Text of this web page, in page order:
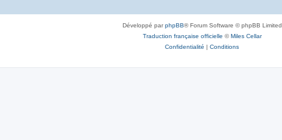
Développé parphpBB® Forum Software © phpBB Limited
Traduction française officielle ©Miles Cellar
Confidentialité | Conditions